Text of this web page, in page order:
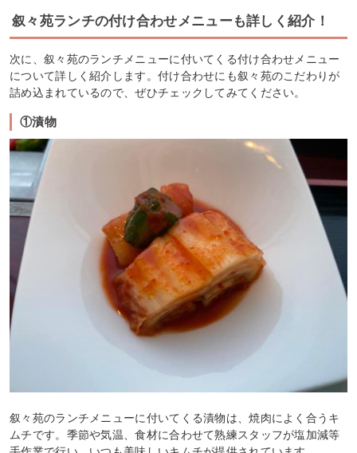
叙々苑ランチの付け合わせメニューも詳しく紹介！
次に、叙々苑のランチメニューに付いてくる付け合わせメニュー
について詳しく紹介します。付け合わせにも叙々苑のこだわりが
詰め込まれているので、ぜひチェックしてみてください。
①漬物
叙々苑のランチメニューに付いてくる漬物は、焼肉によく合うキ
ムチです。季節や気温、食材に合わせて熟練スタッフが塩加減等